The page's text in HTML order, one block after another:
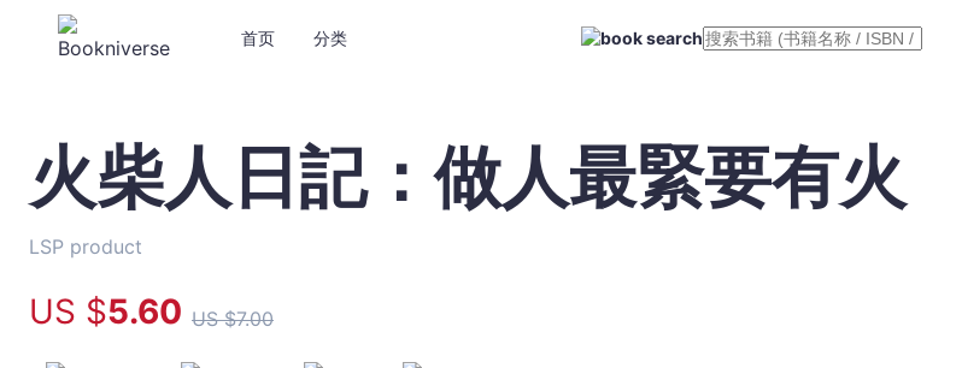
首页 分类
柴
人
日
做
人
火柴人日記：做人最緊要有火
LSP product
US $5.60 US $7.00